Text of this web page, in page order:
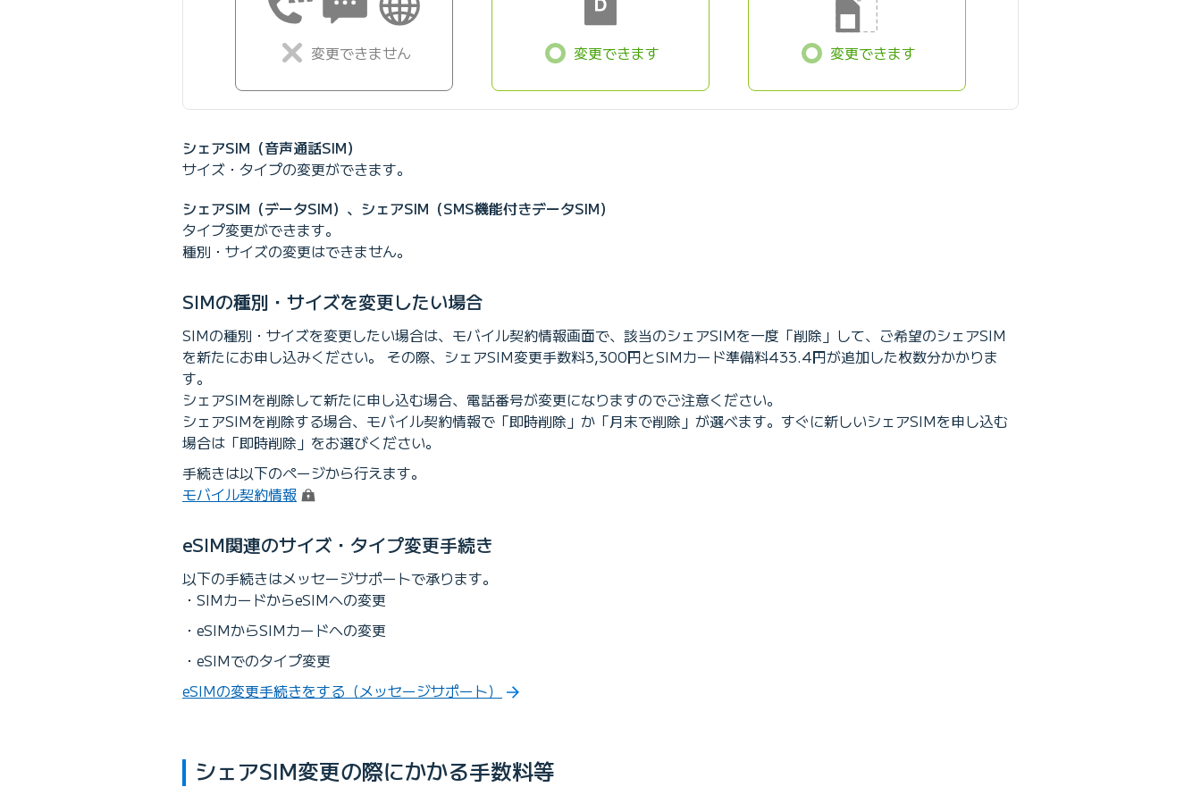
変更できません 変更できます 変更できます
シェアSIM（音声通話SIM）
サイズ・タイプの変更ができます。
シェアSIM（データSIM）、シェアSIM（SMS機能付きデータSIM）
タイプ変更ができます。
種別・サイズの変更はできません。
SIMの種別・サイズを変更したい場合
SIMの種別・サイズを変更したい場合は、モバイル契約情報画面で、該当のシェアSIMを一度「削除」して、ご希望のシェアSIM
を新たにお申し込みください。 その際、シェアSIM変更手数料3,300円とSIMカード準備料433.4円が追加した枚数分かかりま
す。
シェアSIMを削除して新たに申し込む場合、電話番号が変更になりますのでご注意ください。
シェアSIMを削除する場合、モバイル契約情報で「即時削除」か「月末で削除」が選べます。すぐに新しいシェアSIMを申し込む
場合は「即時削除」をお選びください。
手続きは以下のページから行えます。
モバイル契約情報 （ログイン）
eSIM関連のサイズ・タイプ変更手続き
以下の手続きはメッセージサポートで承ります。
SIMカードからeSIMへの変更
eSIMからSIMカードへの変更
eSIMでのタイプ変更
eSIMの変更手続きをする（メッセージサポート）
シェアSIM変更の際にかかる手数料等